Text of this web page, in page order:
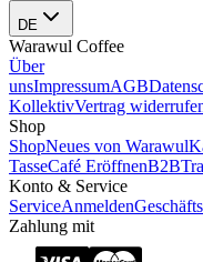
DE
Warawul Coffee
Über
unsImpressumAGB
KollektivVertrag
Shop
ShopNeues von Warawul
TasseCafé EröffnenB2B
Konto & Service
ServiceAnmelden
Zahlung mit